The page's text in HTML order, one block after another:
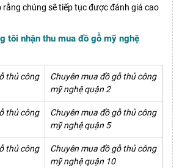
rằng chúng sẽ tiếp tục được đánh giá cao
tôi nhận thu mua đồ gỗ mỹ nghệ
thủ công
Chuyên mua đồ gỗ thủ công
mỹ nghệ quận 2
thủ công
Chuyên mua đồ gỗ thủ công
mỹ nghệ quận 5
thủ công
Chuyên mua đồ gỗ thủ công
mỹ nghệ quận 10